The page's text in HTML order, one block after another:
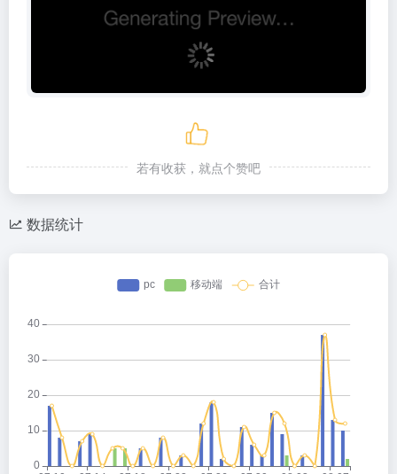
若有收获，就点个赞吧
数据统计